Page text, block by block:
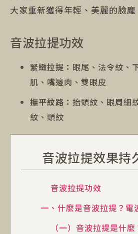
大家重新獲得年輕、美麗的臉龐
音波拉提功效
緊緻拉提： 眼尾、法令紋、
肌、嘴邊肉、雙眼皮
撫平紋路： 抬頭紋、眼周細
紋、頸紋
音波拉提效果持
音波拉提功效
一、什麼是音波拉提？電
（一）音波拉提是什麼